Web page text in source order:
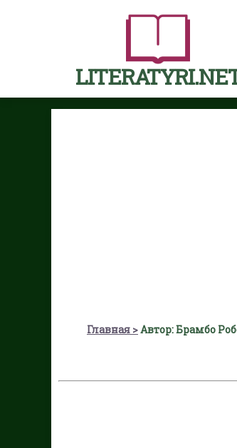
Главная Автор: Брамбо